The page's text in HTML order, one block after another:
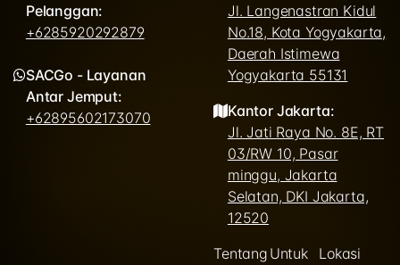
Pelanggan:
+6285920292879
SACGo - Layanan
Antar Jemput:
+62895602173070
Jl. Langenastran Kidul
No.18, Kota Yogyakarta,
Daerah Istimewa
Yogyakarta 55131
Kantor Jakarta:
Jl. Jati Raya No. 8E, RT
03/RW 10, Pasar
minggu, Jakarta
Selatan, DKI Jakarta,
12520
Tentang Untuk Lokasi